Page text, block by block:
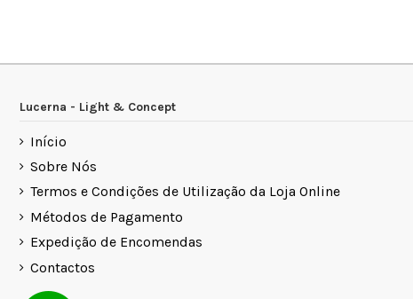
Lucerna - Light & Concept
Início
Sobre Nós
Termos e Condições de Utilização da Loja Online
Métodos de Pagamento
Expedição de Encomendas
Contactos